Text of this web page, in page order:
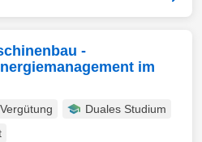
-
im
Duales Studium